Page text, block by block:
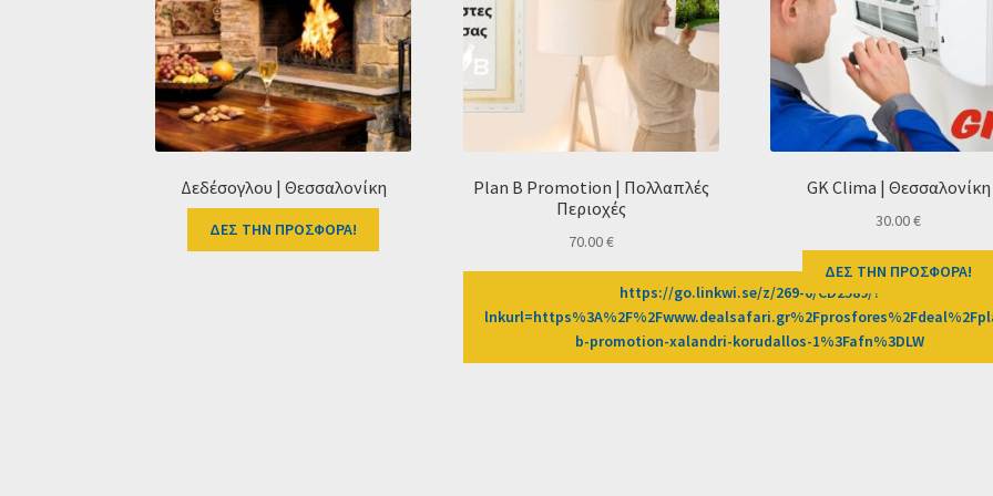
Δεδέσογλου | Θεσσαλονίκη
ΔΕΣ ΤΗΝ ΠΡΟΣΦΟΡΑ!
Plan B Promotion | Πολλαπλές
Περιοχές
70.00€
https://go.linkwi.se/z/269-0/CD2589/?
b-promotion-xalandri-korudallos-1%3Fafn%3DLW
GK Clima | Θεσσαλονίκη
30.00€
ΔΕΣ ΤΗΝ ΠΡΟΣΦΟΡΑ!